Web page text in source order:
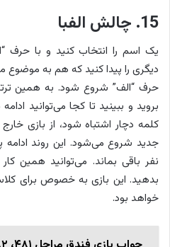
15. چالش الفبا‌
یک اسم را انتخاب کنید و با حرف
دیگری را پیدا کنید که هم به موضوع
حرف “الف” شروع شود. به همین
بروید و ببینید تا کجا می‌توانید
کلمه دچار اشتباه شود، از بازی
جدید شروع می‌شود. این روند ادامه
نفر باقی بماند. می‌توانید همین
بدهید. این بازی به خصوص برای
خواهد بود.